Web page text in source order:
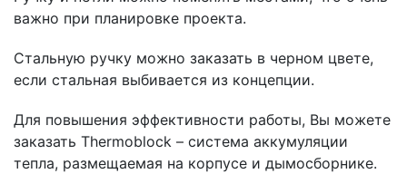
важно при планировке проекта.
Стальную ручку можно заказать в черном цвете,
если стальная выбивается из концепции.
Для повышения эффективности работы, Вы можете
заказать Thermoblock – система аккумуляции
тепла, размещаемая на корпусе и дымосборнике.